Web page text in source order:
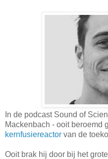
In de podcast Sound of
Mackenbach - ooit beroemd
kernfusiereactor van de
Ooit brak hij door bij het